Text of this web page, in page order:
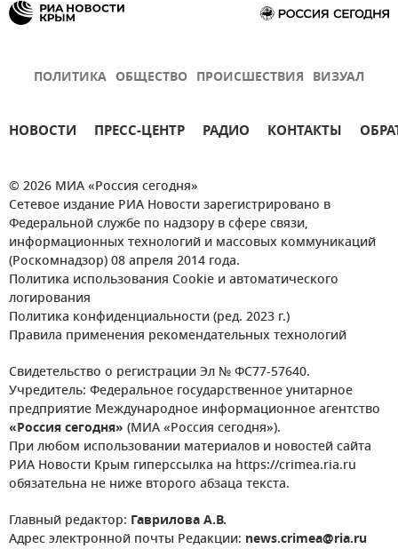
ПОЛИТИКА ОБЩЕСТВО ПРОИСШЕСТВИЯ ВИЗУАЛ
НОВОСТИ ПРЕСС-ЦЕНТР РАДИО КОНТАКТЫ
© 2026 МИА «Россия сегодня»
Сетевое издание РИА Новости зарегистрировано в
Федеральной службе по надзору в сфере связи,
информационных технологий и массовых коммуникаций
(Роскомнадзор) 08 апреля 2014 года.
Политика использования Cookie и автоматического
логирования
Политика конфиденциальности (ред. 2023 г.)
Правила применения рекомендательных технологий
Свидетельство о регистрации Эл № ФС77-57640.
Учредитель: Федеральное государственное унитарное
предприятие Международное информационное агентство
«Россия сегодня» (МИА «Россия сегодня»).
При любом использовании материалов и новостей сайта
РИА Новости Крым гиперссылка на https://crimea.ria.ru
обязательна не ниже второго абзаца текста.
Главный редактор: Гаврилова А.В.
Адрес электронной почты Редакции: news.crimea@ria.ru